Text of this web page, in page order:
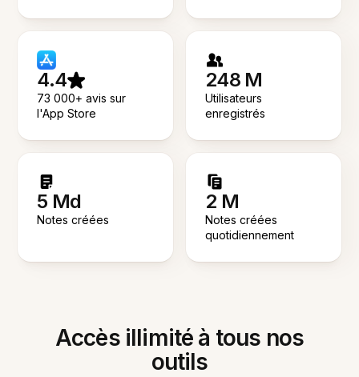
4.4
73 000+ avis sur
l'App Store
248 M
Utilisateurs
enregistrés
5 Md
Notes créées
2 M
Notes créées
quotidiennement
Accès illimité à tous nos
outils